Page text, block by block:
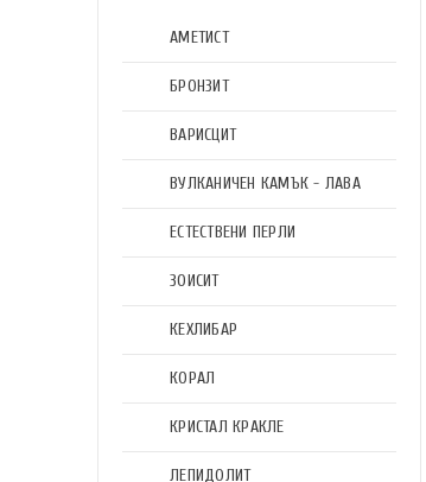
АМЕТИСТ
БРОНЗИТ
ВАРИСЦИТ
ВУЛКАНИЧЕН КАМЪК - ЛАВА
ЕСТЕСТВЕНИ ПЕРЛИ
ЗОИСИТ
КЕХЛИБАР
КОРАЛ
КРИСТАЛ КРАКЛЕ
ЛЕПИДОЛИТ